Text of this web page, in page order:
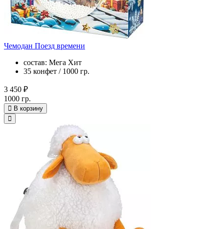
Чемодан Поезд времени
состав: Мега Хит
35 конфет / 1000 гр.
3 450 ₽
1000 гр.
В корзину